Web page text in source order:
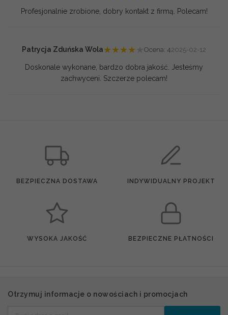
Profesjonalnie zrobione, dobry kontakt z firmą. Polecam!
Patrycja Zduńska Wola★★★★ Ocena: 42025-02-12
Doskonale wykonane, bardzo dobra jakość. Jesteśmy
zachwyceni. Szczerze polecam!
BEZPIECZNA DOSTAWA INDYWIDUALNY PROJEKT
WYSOKA JAKOŚĆ BEZPIECZNE PŁATNOŚCI
Otrzymuj informacje o nowościach i promocjach